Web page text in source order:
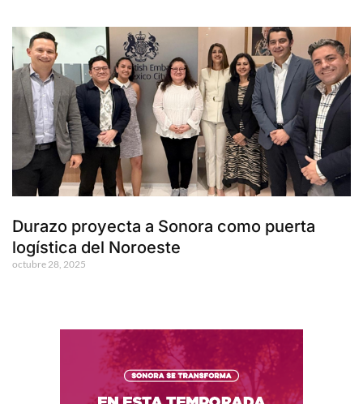
Durazo proyecta a Sonora como puerta
logística del Noroeste
octubre 28, 2025